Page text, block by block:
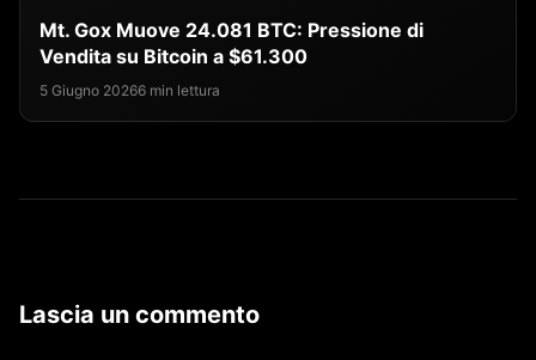
Mt. Gox Muove 24.081 BTC: Pressione di
Vendita su Bitcoin a $61.300
5 Giugno 20266 min lettura
Lascia un commento